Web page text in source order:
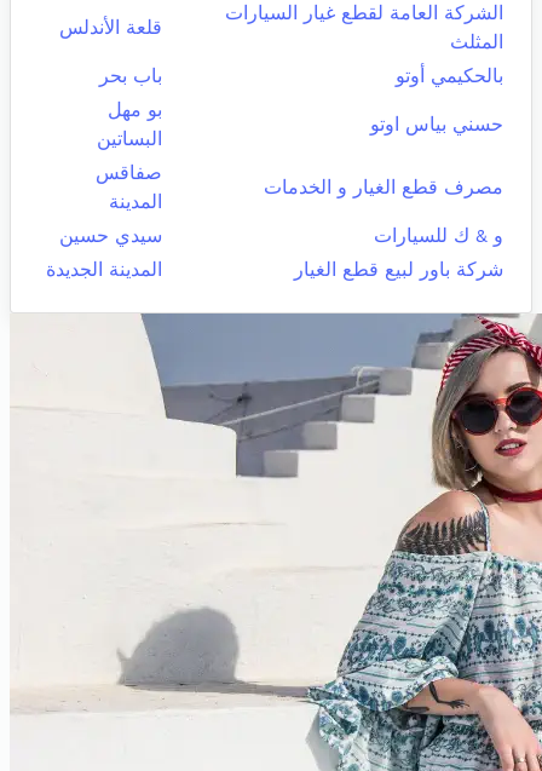
الشركة العامة لقطع غيار السيارات
المثلث
قلعة الأندلس
بالحكيمي أوتو باب بحر
حسني بياس اوتو
بو مهل
البساتين
مصرف قطع الغيار و الخدمات
صفاقس
المدينة
و & ك للسيارات
سيدي حسين
شركة باور لبيع قطع الغيار
المدينة الجديدة